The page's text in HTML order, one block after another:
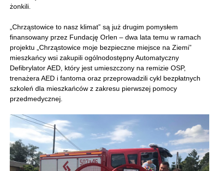
żonkili.
„Chrząstowice to nasz klimat” są już drugim pomysłem
finansowany przez Fundację Orlen – dwa lata temu w ramach
projektu „Chrząstowice moje bezpieczne miejsce na Ziemi”
mieszkańcy wsi zakupili ogólnodostępny Automatyczny
Defibrylator AED, który jest umieszczony na remizie OSP,
trenażera AED i fantoma oraz przeprowadzili cykl bezpłatnych
szkoleń dla mieszkańców z zakresu pierwszej pomocy
przedmedycznej.